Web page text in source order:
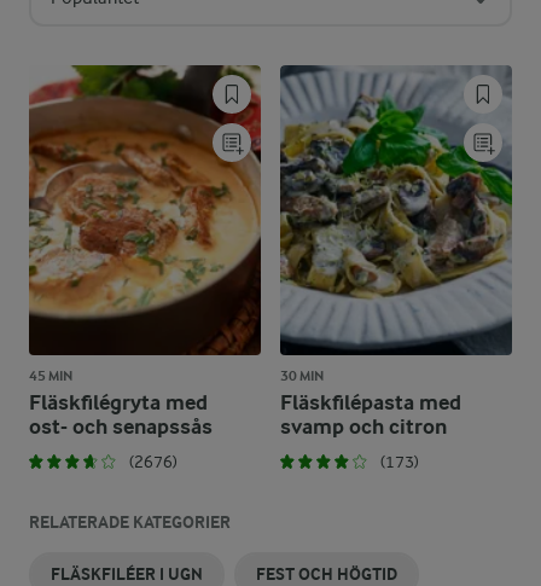
45 MIN
Fläskfilégryta med
ost- och senapssås
(2676)
30 MIN
Fläskfilépasta med
svamp och citron
(173)
RELATERADE KATEGORIER
FLÄSKFILÉER I UGN FEST OCH HÖGTID